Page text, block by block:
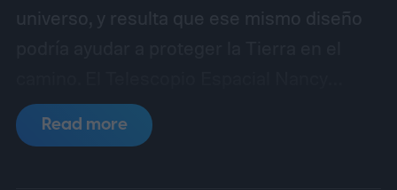
universo, y resulta que ese mismo diseño
Grace Roman está programado para
despegar desde el Centro Espacial
Read more